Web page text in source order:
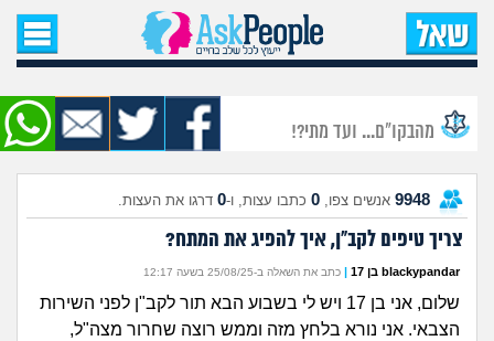
עמוד הבית
שאל שאלה
שאלות חדשות
שאלות שעוררו עניין
עצות חדשות
מה קורה כאן?
מהבקו"ם... ועד מתי?!
9948 אנשים צפו, 0 כתבו עצות, ו-0 דרגו את העצות.
צריך טיפים לקב"ן, איך להפיג את המתח?
blackypandar בן 17 | כתב את השאלה ב-25/08/25 בשעה 12:17
שלום, אני בן 17 ויש לי בשבוע הבא תור לקב"ן לפני השירות
הצבאי. אני נורא בלחץ מזה וממש רוצה שחרור מצה"ל,